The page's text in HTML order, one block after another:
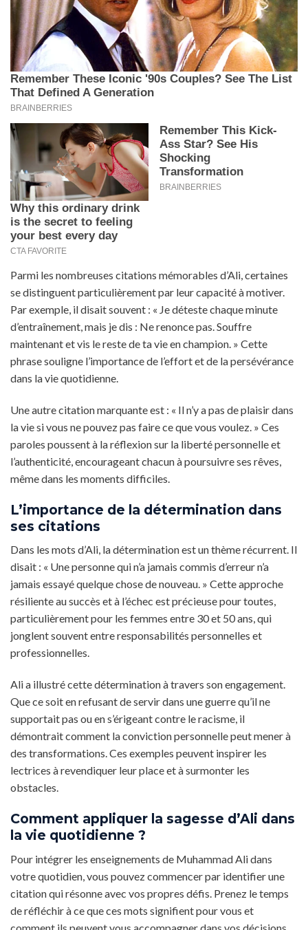
Parmi les nombreuses citations mémorables d’Ali, certaines
se distinguent particulièrement par leur capacité à motiver.
Par exemple, il disait souvent : « Je déteste chaque minute
d’entraînement, mais je dis : Ne renonce pas. Souffre
maintenant et vis le reste de ta vie en champion. » Cette
phrase souligne l’importance de l’effort et de la persévérance
dans la vie quotidienne.
Une autre citation marquante est : « Il n’y a pas de plaisir dans
la vie si vous ne pouvez pas faire ce que vous voulez. » Ces
paroles poussent à la réflexion sur la liberté personnelle et
l’authenticité, encourageant chacun à poursuivre ses rêves,
même dans les moments difficiles.
L’importance de la détermination dans
ses citations
Dans les mots d’Ali, la détermination est un thème récurrent. Il
disait : « Une personne qui n’a jamais commis d’erreur n’a
jamais essayé quelque chose de nouveau. » Cette approche
résiliente au succès et à l’échec est précieuse pour toutes,
particulièrement pour les femmes entre 30 et 50 ans, qui
jonglent souvent entre responsabilités personnelles et
professionnelles.
Ali a illustré cette détermination à travers son engagement.
Que ce soit en refusant de servir dans une guerre qu’il ne
supportait pas ou en s’érigeant contre le racisme, il
démontrait comment la conviction personnelle peut mener à
des transformations. Ces exemples peuvent inspirer les
lectrices à revendiquer leur place et à surmonter les
obstacles.
Comment appliquer la sagesse d’Ali dans
la vie quotidienne ?
Pour intégrer les enseignements de Muhammad Ali dans
votre quotidien, vous pouvez commencer par identifier une
citation qui résonne avec vos propres défis. Prenez le temps
de réfléchir à ce que ces mots signifient pour vous et
comment ils peuvent vous accompagner dans vos décisions.